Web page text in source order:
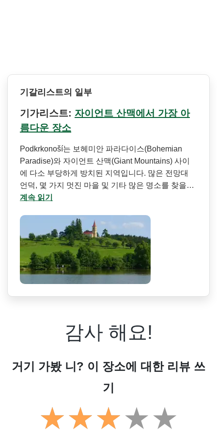
기갈리스트의 일부
기가리스트: 자이언트 산맥에서 가장 아
름다운 장소
Podkrkonoší는 보헤미안 파라다이스(Bohemian
Paradise)와 자이언트 산맥(Giant Mountains) 사이
에 다소 부당하게 방치된 지역입니다. 많은 전망대
언덕, 몇 가지 멋진 마을 및 기타 많은 명소를 찾을…
계속 읽기
감사 해요!
거기 가봤 니? 이 장소에 대한 리뷰 쓰
기